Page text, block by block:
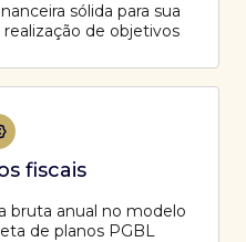
sólida para sua
de objetivos
fiscais
bruta anual no modelo
de planos PGBL